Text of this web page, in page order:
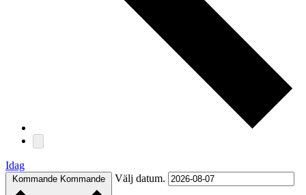
Idag
Kommande Kommande Välj datum.